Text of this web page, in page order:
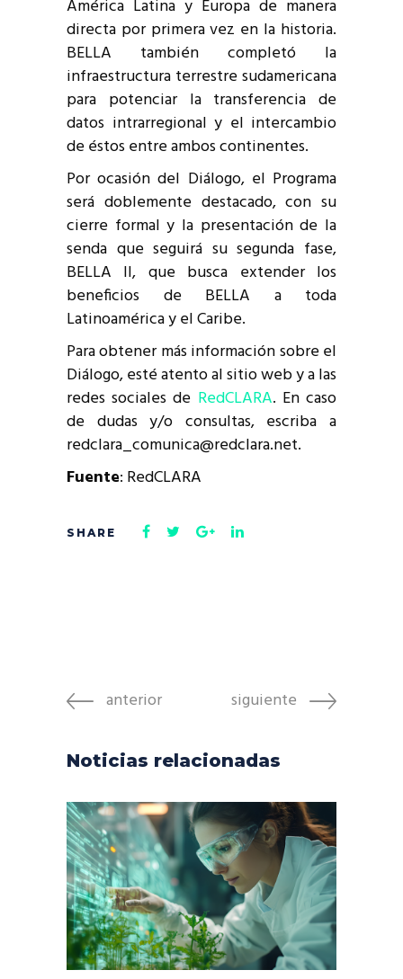
América Latina y Europa de manera
directa por primera vez en la historia.
BELLA también completó la
infraestructura terrestre sudamericana
para potenciar la transferencia de
datos intrarregional y el intercambio
de éstos entre ambos continentes.
Por ocasión del Diálogo, el Programa
será doblemente destacado, con su
cierre formal y la presentación de la
senda que seguirá su segunda fase,
BELLA II, que busca extender los
beneficios de BELLA a toda
Latinoamérica y el Caribe.
Para obtener más información sobre el
Diálogo, esté atento al sitio web y a las
redes sociales de RedCLARA. En caso
de dudas y/o consultas, escriba a
redclara_comunica@redclara.net.
Fuente: RedCLARA
anterior siguiente
Noticias relacionadas